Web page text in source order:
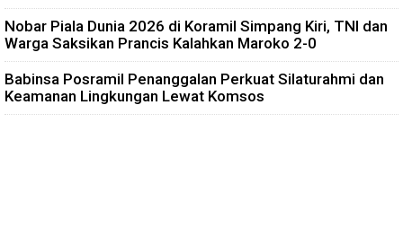
Nobar Piala Dunia 2026 di Koramil Simpang Kiri, TNI dan
Warga Saksikan Prancis Kalahkan Maroko 2-0
Babinsa Posramil Penanggalan Perkuat Silaturahmi dan
Keamanan Lingkungan Lewat Komsos